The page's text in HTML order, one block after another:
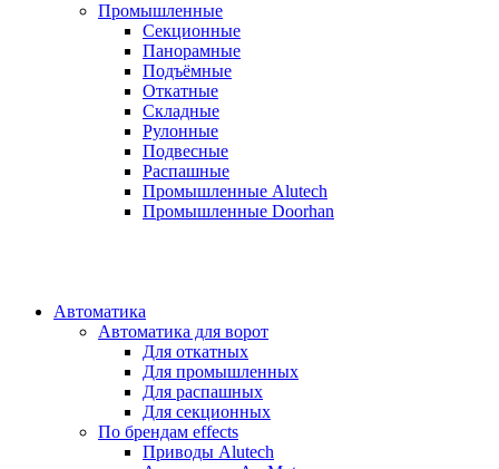
Промышленные
Секционные
Панорамные
Подъёмные
Откатные
Складные
Рулонные
Подвесные
Распашные
Промышленные Alutech
Промышленные Doorhan
Автоматика
Автоматика для ворот
Для откатных
Для промышленных
Для распашных
Для секционных
По брендам effects
Приводы Alutech